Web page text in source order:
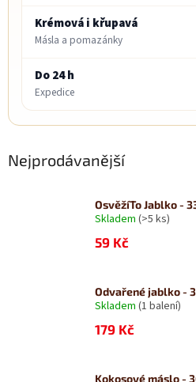
Krémová i křupavá
Másla a pomazánky
Do 24 h
Expedice
Nejprodávanější
OsvěžíTo Jablko -
Skladem (>5 ks)
59 Kč
Odvařené jablko -
Skladem (1 balení)
179 Kč
Kokosové máslo -